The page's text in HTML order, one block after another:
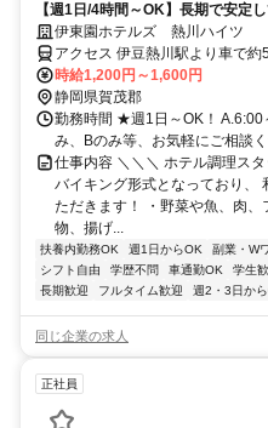
【週1日/4時間～OK】長期で安定
伊東園ホテルズ 熱川ハイツ
アクセス 伊豆熱川駅より車で約
時給1,200円～1,600円
静岡県賀茂郡
勤務時間 ★週1日～OK！
み、Bのみ等、お気軽にご相談く
仕事内容 ＼＼＼ ホテル調理ス
バイキング形式となっており、
ただきます！ ・野菜や魚、肉
物、揚げ...
扶養内勤務OK 週1日からOK 副業・W
シフト自由
学歴不問 車通勤OK 学生
長期歓迎
フルタイム歓迎 週2・3日か
同じ企業の求人
正社員